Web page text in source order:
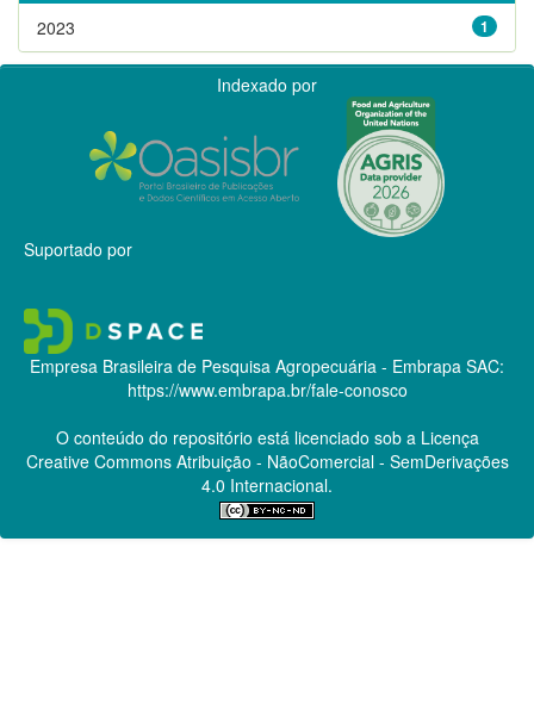
1
2023
Indexado por
Suportado por
Empresa Brasileira de Pesquisa Agropecuária - Embrapa SAC:
https://www.embrapa.br/fale-conosco
O conteúdo do repositório está licenciado sob a Licença
Creative CommonsAtribuição - NãoComercial - SemDerivações
4.0 Internacional.